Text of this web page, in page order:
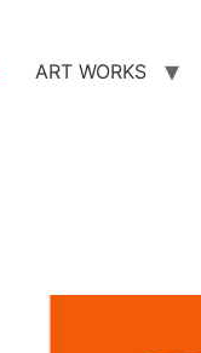
ART WORKS